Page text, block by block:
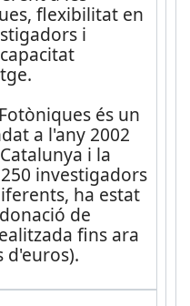
flexibilitat en
i
és un
a l'any 2002
i la
investigadors
ha estat
de
fins ara
d'euros).